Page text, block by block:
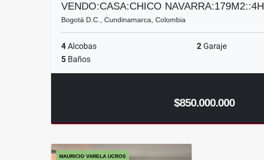
VENDO:CASA:CHICO NAVARRA:179M2::4H
Bogotá D.C., Cundinamarca, Colombia
4 Alcobas 2 Garaje
5 Baños
$850.000.000
MAURICIO VARELA UCROS